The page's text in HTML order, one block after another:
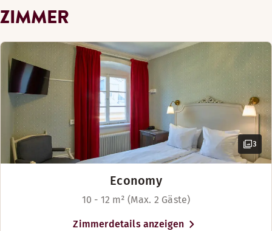
ZIMMER
3
Economy
10 - 12 m² (Max. 2 Gäste)
Zimmerdetails anzeigen
Muss. Gröna Lund, das Vasa-Museum, das
Kindererlebnishaus Junibacken sind vom
Hotel aus bequem zu erreichen.